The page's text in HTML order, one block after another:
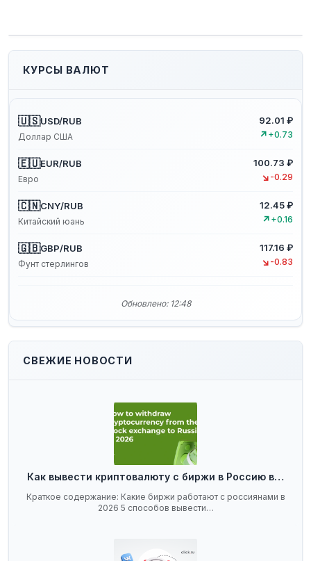
КУРСЫ ВАЛЮТ
🇺🇸USD/RUB
Доллар США
92.01 ₽
↗ +0.73
🇪🇺EUR/RUB
Евро
100.73 ₽
↘ -0.29
🇨🇳CNY/RUB
Китайский юань
12.45 ₽
↗ +0.16
🇬🇧GBP/RUB
Фунт стерлингов
117.16 ₽
↘ -0.83
Обновлено: 12:48
СВЕЖИЕ НОВОСТИ
Как вывести криптовалюту с биржи в Россию в…
Краткое содержание: Какие биржи работают с россиянами в
2026 5 способов вывести…